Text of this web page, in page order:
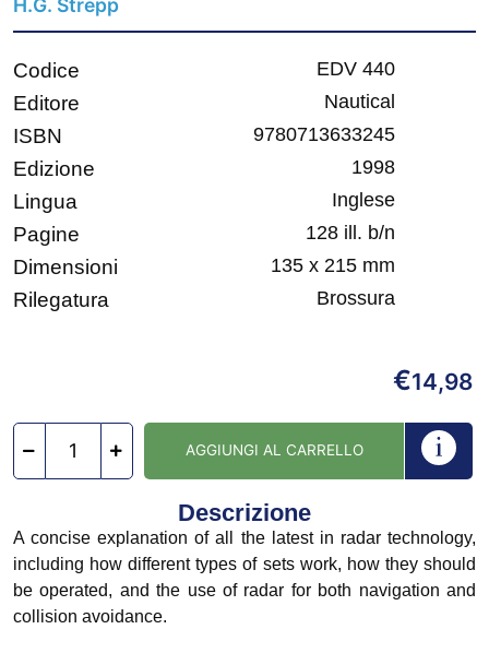
H.G. Strepp
Codice EDV 440
Editore Nautical
ISBN 9780713633245
Edizione 1998
Lingua Inglese
Pagine 128 ill. b/n
Dimensioni 135 x 215 mm
Rilegatura Brossura
€14,98
AGGIUNGI AL CARRELLO
Descrizione
A concise explanation of all the latest in radar technology,
including how different types of sets work, how they should
be operated, and the use of radar for both navigation and
collision avoidance.